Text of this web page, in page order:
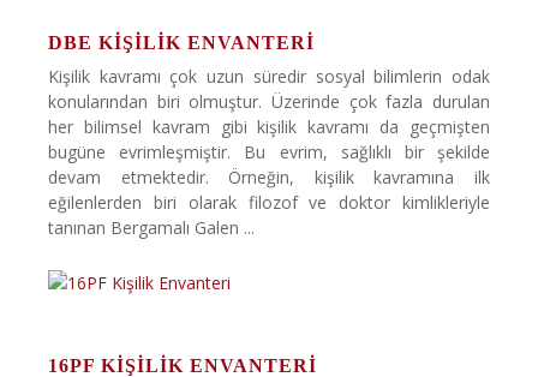
DBE KIŞILIK ENVANTERI
Kişilik kavramı çok uzun süredir sosyal bilimlerin odak
konularından biri olmuştur. Üzerinde çok fazla durulan
her bilimsel kavram gibi kişilik kavramı da geçmişten
bugüne evrimleşmiştir. Bu evrim, sağlıklı bir şekilde
devam etmektedir. Örneğin, kişilik kavramına ilk
eğilenlerden biri olarak filozof ve doktor kimlikleriyle
tanınan Bergamalı Galen ...
16PF KIŞILIK ENVANTERI